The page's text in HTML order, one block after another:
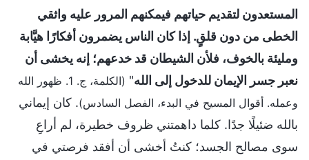
المستعدون لتقديم حياتهم فيمكنهم المرور عليه واثقي
الخطى من دون قلقٍ. إذا كان الناس يضمرون أفكارًا هيَّابة
ومليئة بالخوف، فلأن الشيطان قد خدعهم؛ إنه يخشى أن
نعبر جسر الإيمان للدخول إلى الله"
(الكلمة، ج. 1. ظهور الله
وعمله. أقوال المسيح في البدء، الفصل السادس). كان إيماني
بالله ضئيلًا جدًا. كلما داهمتني ظروف خطيرة، لم أراعِ
سوى مصالح الجسد؛ كنتُ أخشى أن أفقد فرصتي في